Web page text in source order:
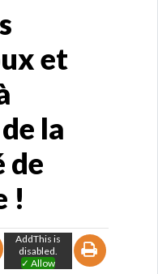
et
la
de
!
AddThis is
disabled.
✓ Allow